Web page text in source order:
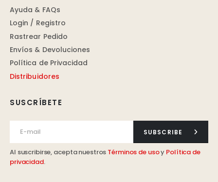
SUSCRÍBETE
SUBSCRIBE
Al suscribirse, acepta nuestros Términos de usoy Política de
privacidad.
Ayuda & FAQs
Login / Registro
Rastrear Pedido
Envíos & Devoluciones
Política de Privacidad
Distribuidores